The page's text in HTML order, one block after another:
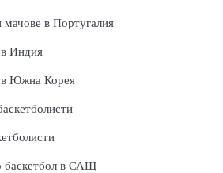
в Португалия
Индия
в Южна Корея
баскетбол в САЩ